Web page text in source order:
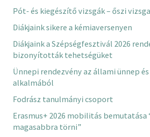
Pót- és kiegészítő vizsgák – őszi
Diákjaink sikere a kémiaversenyen
Diákjaink a Szépségfesztivál 2026
bizonyították tehetségüket
Ünnepi rendezvény az állami ünnep
alkalmából
Fodrász tanulmányi csoport
Erasmus+ 2026 mobilitás bemutatása
magasabbra törni”